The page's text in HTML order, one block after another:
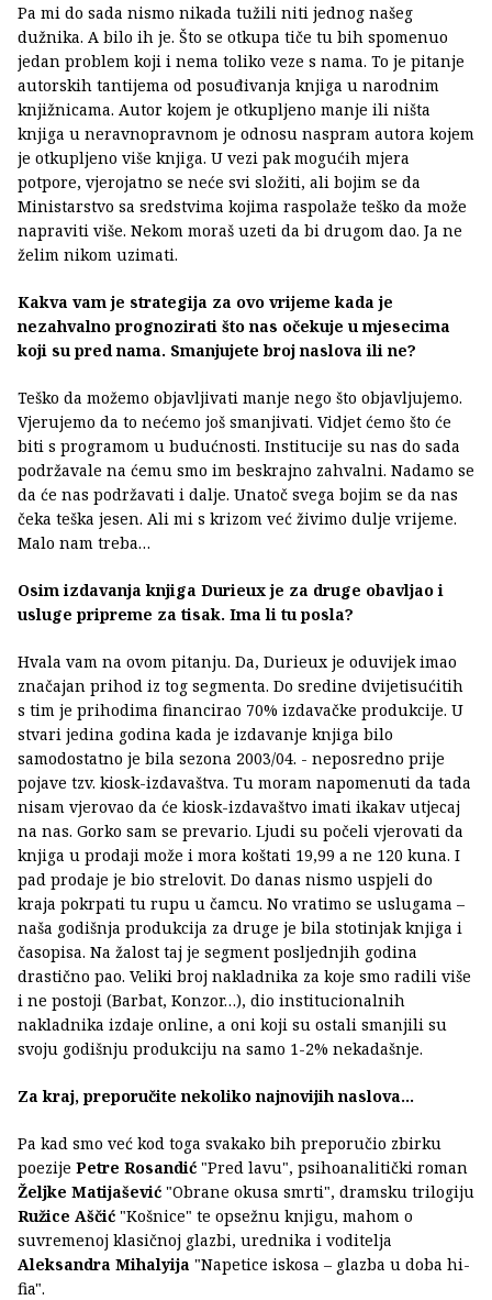
Pa mi do sada nismo nikada tužili niti jednog našeg
dužnika. A bilo ih je. Što se otkupa tiče tu bih spomenuo
jedan problem koji i nema toliko veze s nama. To je pitanje
autorskih tantijema od posuđivanja knjiga u narodnim
knjižnicama. Autor kojem je otkupljeno manje ili ništa
knjiga u neravnopravnom je odnosu naspram autora kojem
je otkupljeno više knjiga. U vezi pak mogućih mjera
potpore, vjerojatno se neće svi složiti, ali bojim se da
Ministarstvo sa sredstvima kojima raspolaže teško da može
napraviti više. Nekom moraš uzeti da bi drugom dao. Ja ne
želim nikom uzimati.
Kakva vam je strategija za ovo vrijeme kada je
nezahvalno prognozirati što nas očekuje u mjesecima
koji su pred nama. Smanjujete broj naslova ili ne?
Teško da možemo objavljivati manje nego što objavljujemo.
Vjerujemo da to nećemo još smanjivati. Vidjet ćemo što će
biti s programom u budućnosti. Institucije su nas do sada
podržavale na ćemu smo im beskrajno zahvalni. Nadamo se
da će nas podržavati i dalje. Unatoč svega bojim se da nas
čeka teška jesen. Ali mi s krizom već živimo dulje vrijeme.
Malo nam treba…
Osim izdavanja knjiga Durieux je za druge obavljao i
usluge pripreme za tisak. Ima li tu posla?
Hvala vam na ovom pitanju. Da, Durieux je oduvijek imao
značajan prihod iz tog segmenta. Do sredine dvijetisućitih
s tim je prihodima financirao 70% izdavačke produkcije. U
stvari jedina godina kada je izdavanje knjiga bilo
samodostatno je bila sezona 2003/04. - neposredno prije
pojave tzv. kiosk-izdavaštva. Tu moram napomenuti da tada
nisam vjerovao da će kiosk-izdavaštvo imati ikakav utjecaj
na nas. Gorko sam se prevario. Ljudi su počeli vjerovati da
knjiga u prodaji može i mora koštati 19,99 a ne 120 kuna. I
pad prodaje je bio strelovit. Do danas nismo uspjeli do
kraja pokrpati tu rupu u čamcu. No vratimo se uslugama –
naša godišnja produkcija za druge je bila stotinjak knjiga i
časopisa. Na žalost taj je segment posljednjih godina
drastično pao. Veliki broj nakladnika za koje smo radili više
i ne postoji (Barbat, Konzor…), dio institucionalnih
nakladnika izdaje online, a oni koji su ostali smanjili su
svoju godišnju produkciju na samo 1-2% nekadašnje.
Za kraj, preporučite nekoliko najnovijih naslova...
Pa kad smo već kod toga svakako bih preporučio zbirku
poezije Petre Rosandić "Pred lavu", psihoanalitički roman
Željke Matijašević "Obrane okusa smrti", dramsku trilogiju
Ružice Aščić "Košnice" te opsežnu knjigu, mahom o
suvremenoj klasičnoj glazbi, urednika i voditelja
Aleksandra Mihalyija "Napetice iskosa – glazba u doba hi-
fia".